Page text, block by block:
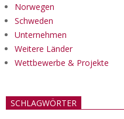
Norwegen
Schweden
Unternehmen
Weitere Länder
Wettbewerbe & Projekte
SCHLAGWÖRTER